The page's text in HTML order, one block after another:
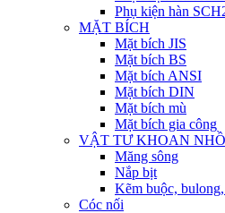
Phụ kiện hàn
MẶT BÍCH
Mặt bích JIS
Mặt bích BS
Mặt bích ANSI
Mặt bích DIN
Mặt bích mù
Mặt bích gia công
VẬT TƯ KHOAN
Măng sông
Nắp bịt
Kẽm buộc,
Cóc nối